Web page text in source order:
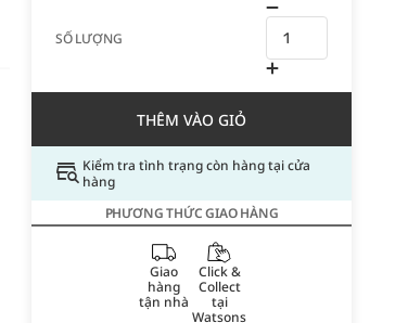
SỐ LƯỢNG
THÊM VÀO GIỎ
Kiểm tra tình trạng còn hàng tại cửa
hàng
PHƯƠNG THỨC GIAO HÀNG
Giao
hàng
tận nhà
Click &
Collect
tại
Watsons